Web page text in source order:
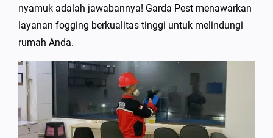
nyamuk adalah jawabannya! Garda Pest menawarkan
layanan fogging berkualitas tinggi untuk melindungi
rumah Anda.